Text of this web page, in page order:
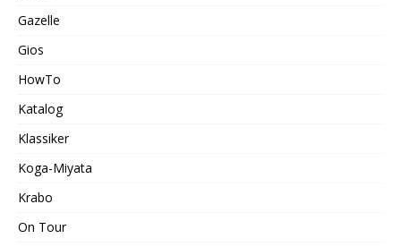
Gazelle
Gios
HowTo
Katalog
Klassiker
Koga-Miyata
Krabo
On Tour